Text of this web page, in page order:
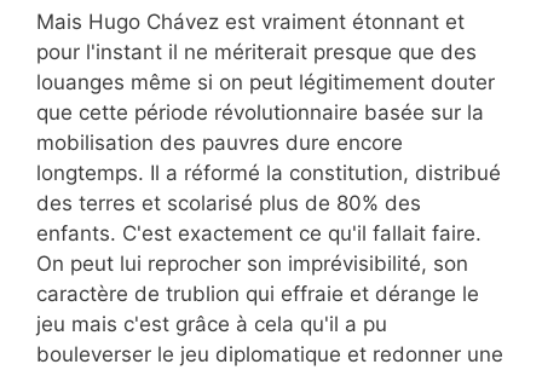
Mais Hugo Chávez est vraiment étonnant et
pour l'instant il ne mériterait presque que des
louanges même si on peut légitimement douter
que cette période révolutionnaire basée sur la
mobilisation des pauvres dure encore
longtemps. Il a réformé la constitution, distribué
des terres et scolarisé plus de 80% des
enfants. C'est exactement ce qu'il fallait faire.
On peut lui reprocher son imprévisibilité, son
caractère de trublion qui effraie et dérange le
jeu mais c'est grâce à cela qu'il a pu
bouleverser le jeu diplomatique et redonner une